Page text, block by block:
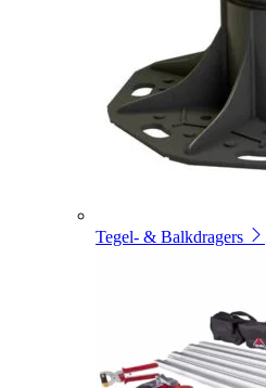
Tegel- & Balkdragers